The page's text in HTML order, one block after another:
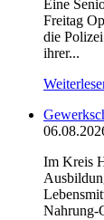
Eine
Freitag
die
ihrer...
Im Kreis
Nahrung-